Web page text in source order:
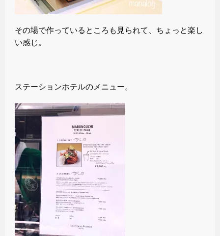
その場で作っているところも見られて、ちょっと楽し
い感じ。
ステーションホテルのメニュー。